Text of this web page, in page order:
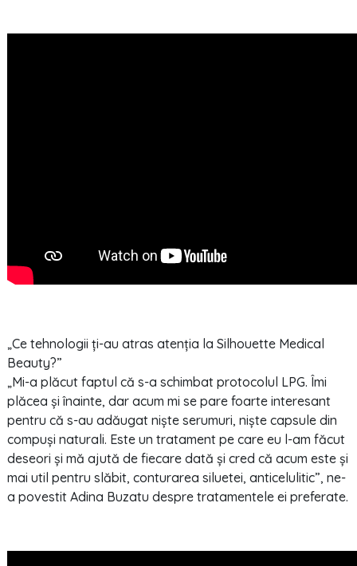
„Ce tehnologii ți-au atras atenția la Silhouette Medical
Beauty?”
„Mi-a plăcut faptul că s-a schimbat protocolul LPG. Îmi
plăcea și înainte, dar acum mi se pare foarte interesant
pentru că s-au adăugat niște serumuri, niște capsule din
compuși naturali. Este un tratament pe care eu l-am făcut
deseori și mă ajută de fiecare dată și cred că acum este și
mai util pentru slăbit, conturarea siluetei, anticelulitic”, ne-
a povestit Adina Buzatu despre tratamentele ei preferate.